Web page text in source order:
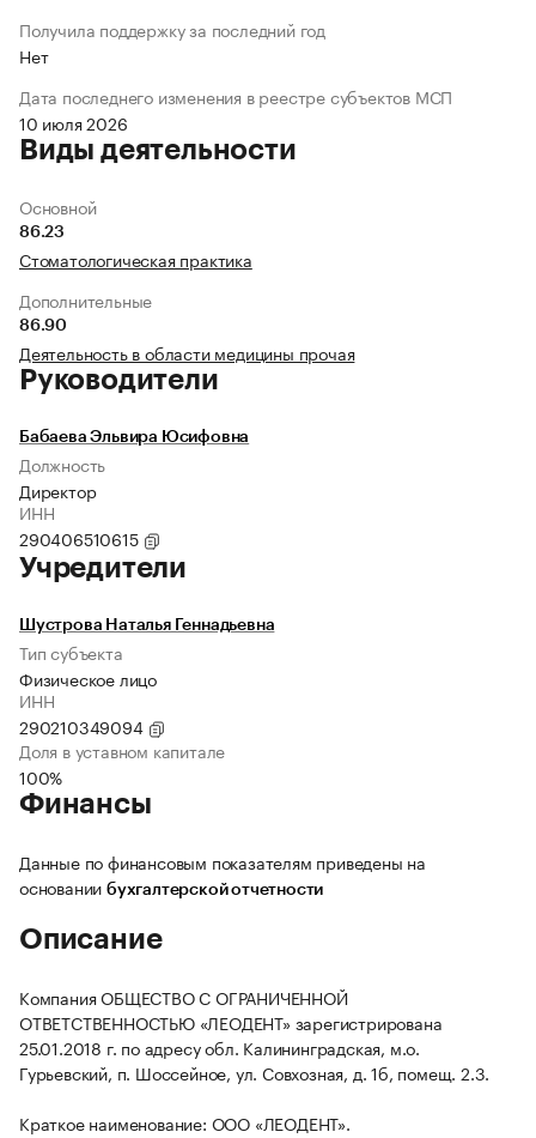
Получила поддержку за последний год
Нет
Дата последнего изменения в реестре субъектов МСП
10 июля 2026
Виды деятельности
Основной
86.23
Стоматологическая практика
Дополнительные
86.90
Деятельность в области медицины прочая
Руководители
Бабаева Эльвира Юсифовна
Должность
Директор
ИНН
290406510615
Учредители
Шустрова Наталья Геннадьевна
Тип субъекта
Физическое лицо
ИНН
290210349094
Доля в уставном капитале
100%
Финансы
Данные по финансовым показателям приведены на
основании бухгалтерской отчетности
Описание
Компания ОБЩЕСТВО С ОГРАНИЧЕННОЙ
ОТВЕТСТВЕННОСТЬЮ «ЛЕОДЕНТ» зарегистрирована
25.01.2018 г. по адресу обл. Калининградская, м.о.
Гурьевский, п. Шоссейное, ул. Совхозная, д. 1б, помещ. 2.3.
Краткое наименование: ООО «ЛЕОДЕНТ».